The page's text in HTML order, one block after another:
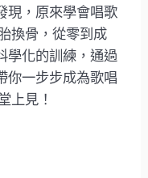
現，原來學會唱歌
換骨，從零到成
學化的訓練，通過
你一步步成為歌唱
上見！